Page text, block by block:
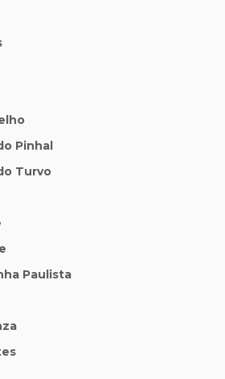
Pinhal
Turvo
Paulista